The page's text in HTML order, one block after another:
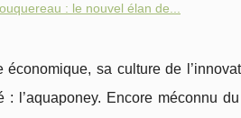
: le nouvel élan de...
sa culture de
l’aquaponey. Encore méconnu